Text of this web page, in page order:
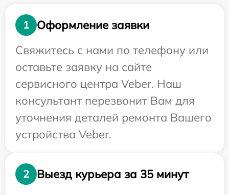
1
Оформление заявки
Свяжитесь с нами по телефону или
оставьте заявку на сайте
сервисного центра Veber. Наш
консультант перезвонит Вам для
уточнения деталей ремонта Вашего
устройства Veber.
2
Выезд курьера за 35 минут